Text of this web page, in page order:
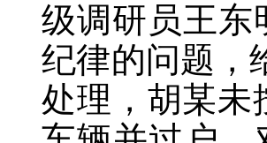
级调研员王东
纪律的问题，
处理，胡某未